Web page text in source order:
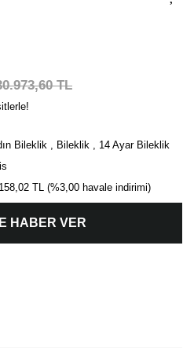
TL
Bileklik Bileklik
14 Ayar Bileklik
TL (%3,00 havale indirimi)
HABER VER